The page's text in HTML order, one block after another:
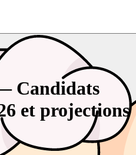
Candidats
et projections